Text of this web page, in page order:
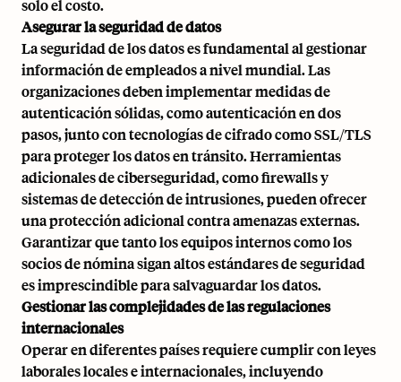
solo el costo.
Asegurar la seguridad de datos
La seguridad de los datos es fundamental al gestionar
información de empleados a nivel mundial. Las
organizaciones deben implementar medidas de
autenticación sólidas, como autenticación en dos
pasos, junto con tecnologías de cifrado como SSL/TLS
para proteger los datos en tránsito. Herramientas
adicionales de ciberseguridad, como firewalls y
sistemas de detección de intrusiones, pueden ofrecer
una protección adicional contra amenazas externas.
Garantizar que tanto los equipos internos como los
socios de nómina sigan altos estándares de seguridad
es imprescindible para salvaguardar los datos.
Gestionar las complejidades de las regulaciones
internacionales
Operar en diferentes países requiere cumplir con leyes
laborales locales e internacionales, incluyendo